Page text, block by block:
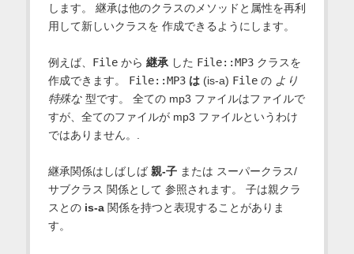
します。 継承は他のクラスのメソッドと属性を再利
用して新しいクラスを 作成できるようにします。
例えば、 Fileから 継承した File::MP3クラスを
作成できます。 File::MP3 は(is-a) Fileの より
特殊な型です。 全ての mp3 ファイルはファイルで
すが、全てのファイルが mp3 ファイルというわけ
ではありません。.
継承関係はしばしば 親-子または スーパークラス/
サブクラス 関係として 参照されます。 子は親クラ
スとの is-a関係を持つと表現することがありま
す。